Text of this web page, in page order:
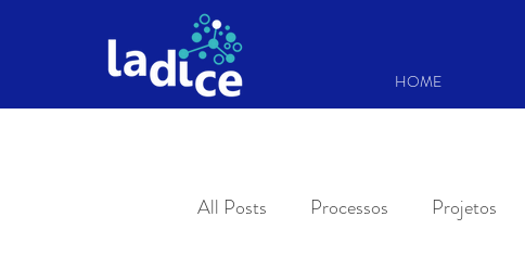
HOME
All Posts Processos Projetos